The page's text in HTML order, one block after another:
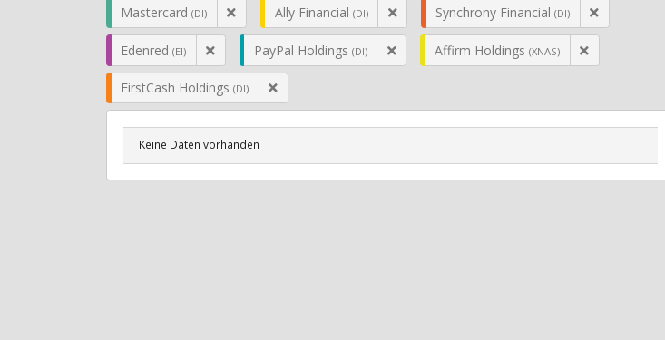
Mastercard (DI) Ally Financial (DI) Synchrony Financial (DI)
Edenred (EI) PayPal Holdings (DI) Affirm Holdings (XNAS)
FirstCash Holdings (DI)
Keine Daten vorhanden